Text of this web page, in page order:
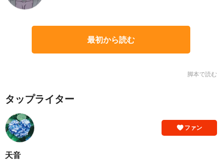
最初から読む
脚本で読む
タップライター
ファン
天音